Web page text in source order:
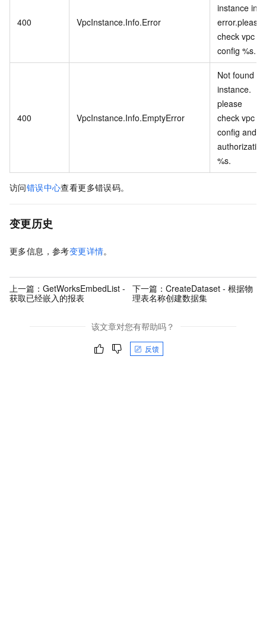
400 VpcInstance.Info.Error
instance info
error.please
check vpc
config %s.
400 VpcInstance.Info.EmptyError
Not found
instance.
please
check vpc
config and
authorization
%s.
访问错误中心查看更多错误码。
变更历史
更多信息，参考变更详情。
上一篇： GetWorksEmbedList -
获取已经嵌入的报表
下一篇： CreateDataset - 根据物
理表名称创建数据集
该文章对您有帮助吗？
反馈